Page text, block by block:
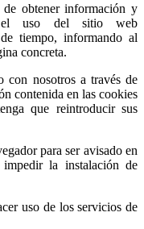
obtener información y
el uso del sitio web
tiempo, informando al
concreta.
con nosotros a través de
contenida en las cookies
que reintroducir sus
para ser avisado en
la instalación de
uso de los servicios de